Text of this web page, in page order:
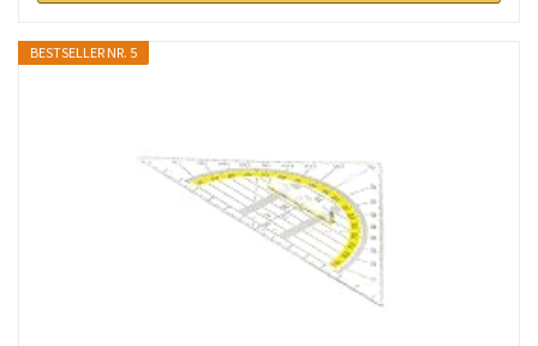
BESTSELLER NR. 5